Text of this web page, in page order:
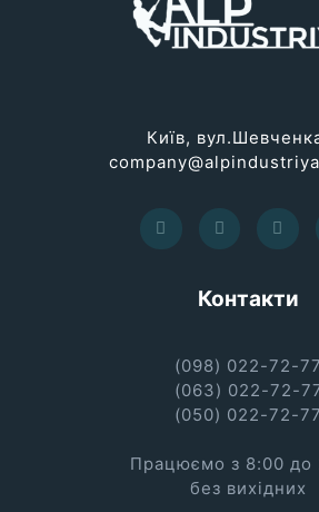
Київ,
Контакти
(098) 022-72-77
(063) 022-72-
(050) 022-72-77
Працюємо з 8:00 до
без вихідних